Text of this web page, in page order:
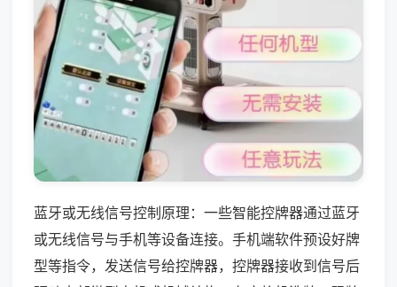
蓝牙或无线信号控制原理：一些智能控牌器通过蓝牙
或无线信号与手机等设备连接。手机端软件预设好牌
型等指令，发送信号给控牌器，控牌器接收到信号后